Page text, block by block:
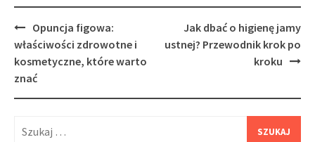
Post
navigation
Opuncja figowa:
właściwości zdrowotne i
kosmetyczne, które warto
znać
Jak dbać o higienę jamy
ustnej? Przewodnik krok po
kroku